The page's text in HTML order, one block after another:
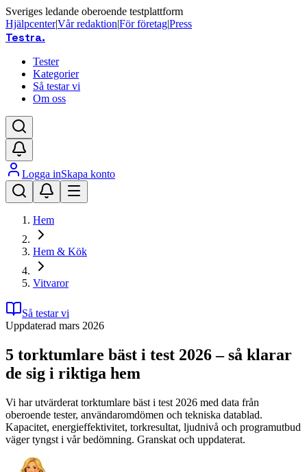
Sveriges ledande oberoende testplattform
Hjälpcenter|Vår redaktion|För företag|Press
Testra.
Tester
Kategorier
Så testar vi
Om oss
Logga inSkapa konto
Hem
Hem & Kök
Vitvaror
Så testar vi
Uppdaterad mars 2026
5 torktumlare bäst i test 2026 – så klarar
de sig i riktiga hem
Vi har utvärderat torktumlare bäst i test 2026 med data från
oberoende tester, användaromdömen och tekniska datablad.
Kapacitet, energieffektivitet, torkresultat, ljudnivå och programutbud
väger tyngst i vår bedömning. Granskat och uppdaterat.